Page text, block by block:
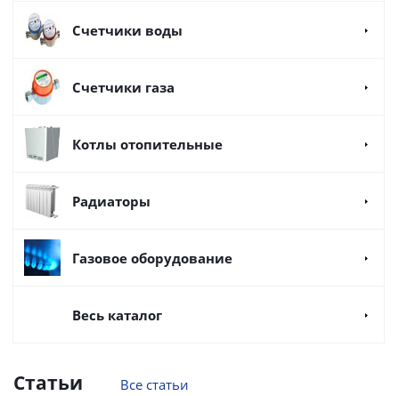
Счетчики воды
Счетчики газа
Котлы отопительные
Радиаторы
Газовое оборудование
Весь каталог
Статьи Все статьи